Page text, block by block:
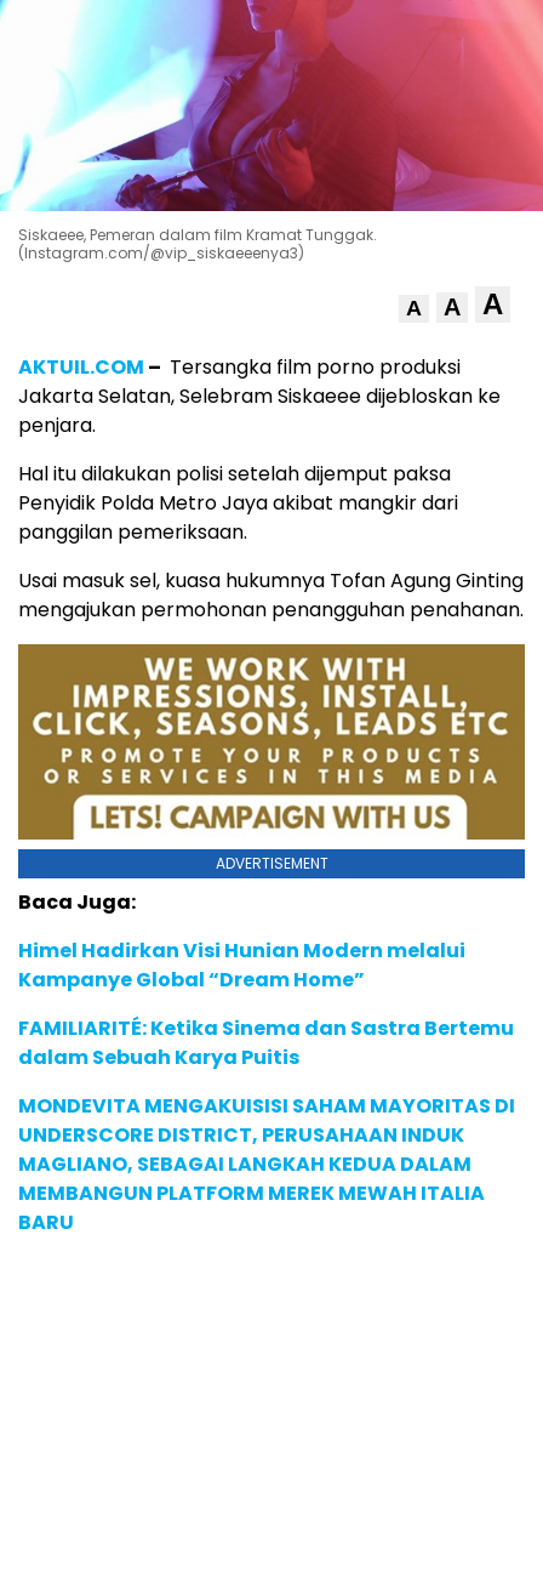
Siskaeee, Pemeran dalam film Kramat Tunggak.
(Instagram.com/@vip_siskaeeenya3)
A A A
AKTUIL.COM – Tersangka film porno produksi
Jakarta Selatan, Selebram Siskaeee dijebloskan ke
penjara.
Hal itu dilakukan polisi setelah dijemput paksa
Penyidik Polda Metro Jaya akibat mangkir dari
panggilan pemeriksaan.
Usai masuk sel, kuasa hukumnya Tofan Agung Ginting
mengajukan permohonan penangguhan penahanan.
ADVERTISEMENT
Baca Juga:
Himel Hadirkan Visi Hunian Modern melalui
Kampanye Global “Dream Home”
FAMILIARITÉ: Ketika Sinema dan Sastra Bertemu
dalam Sebuah Karya Puitis
MONDEVITA MENGAKUISISI SAHAM MAYORITAS DI
UNDERSCORE DISTRICT, PERUSAHAAN INDUK
MAGLIANO, SEBAGAI LANGKAH KEDUA DALAM
MEMBANGUN PLATFORM MEREK MEWAH ITALIA
BARU